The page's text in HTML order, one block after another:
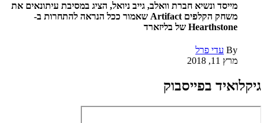
מייסד ונשיא חברת וואלב, גייב ניואל, הציג במסיבת עיתונאים את
משחק הקלפים Artifact שאמור ככל הנראה להתחרות ב-
Hearthstone של בליזארד
By עדי פרל
מרץ 11, 2018
גיקלואיד בפייסבוק